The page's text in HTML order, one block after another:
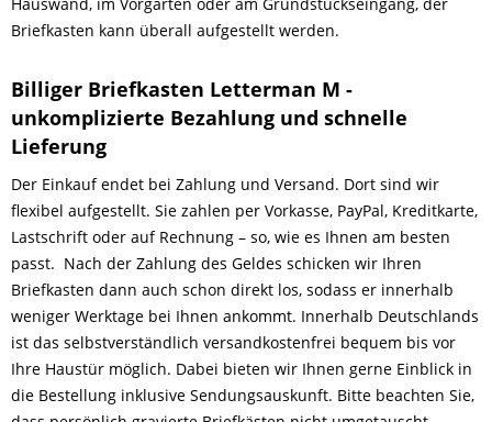
Briefkasten kann überall aufgestellt werden.
Billiger Briefkasten Letterman M -
unkomplizierte Bezahlung und schnelle
Lieferung
Der Einkauf endet bei Zahlung und Versand. Dort sind wir
flexibel aufgestellt. Sie zahlen per Vorkasse, PayPal, Kreditkarte,
Lastschrift oder auf Rechnung – so, wie es Ihnen am besten
passt. Nach der Zahlung des Geldes schicken wir Ihren
Briefkasten dann auch schon direkt los, sodass er innerhalb
weniger Werktage bei Ihnen ankommt. Innerhalb Deutschlands
ist das selbstverständlich versandkostenfrei bequem bis vor
Ihre Haustür möglich. Dabei bieten wir Ihnen gerne Einblick in
die Bestellung inklusive Sendungsauskunft. Bitte beachten Sie,